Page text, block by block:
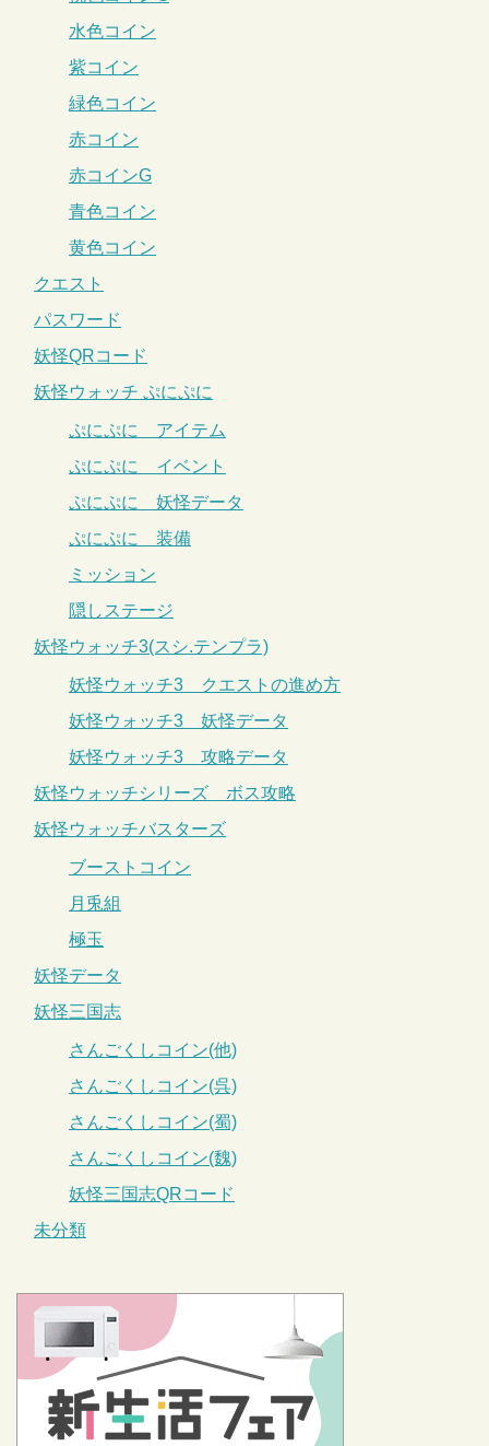
水色コイン
紫コイン
緑色コイン
赤コイン
赤コインG
青色コイン
黄色コイン
クエスト
パスワード
妖怪QRコード
妖怪ウォッチ ぷにぷに
ぷにぷに アイテム
ぷにぷに イベント
ぷにぷに 妖怪データ
ぷにぷに 装備
ミッション
隠しステージ
妖怪ウォッチ3(スシ.テンプラ)
妖怪ウォッチ3 クエストの進め方
妖怪ウォッチ3 妖怪データ
妖怪ウォッチ3 攻略データ
妖怪ウォッチシリーズ ボス攻略
妖怪ウォッチバスターズ
ブーストコイン
月兎組
極玉
妖怪データ
妖怪三国志
さんごくしコイン(他)
さんごくしコイン(呉)
さんごくしコイン(蜀)
さんごくしコイン(魏)
妖怪三国志QRコード
未分類